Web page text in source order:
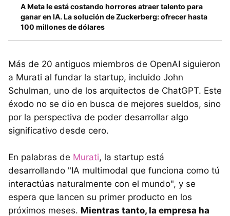
A Meta le está costando horrores atraer talento para
ganar en IA. La solución de Zuckerberg: ofrecer hasta
100 millones de dólares
Más de 20 antiguos miembros de OpenAI siguieron
a Murati al fundar la startup, incluido John
Schulman, uno de los arquitectos de ChatGPT. Este
éxodo no se dio en busca de mejores sueldos, sino
por la perspectiva de poder desarrollar algo
significativo desde cero.
En palabras de Murati, la startup está
desarrollando "IA multimodal que funciona como tú
interactúas naturalmente con el mundo", y se
espera que lancen su primer producto en los
próximos meses. Mientras tanto, la empresa ha